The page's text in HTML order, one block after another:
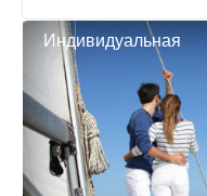
Индивидуальная